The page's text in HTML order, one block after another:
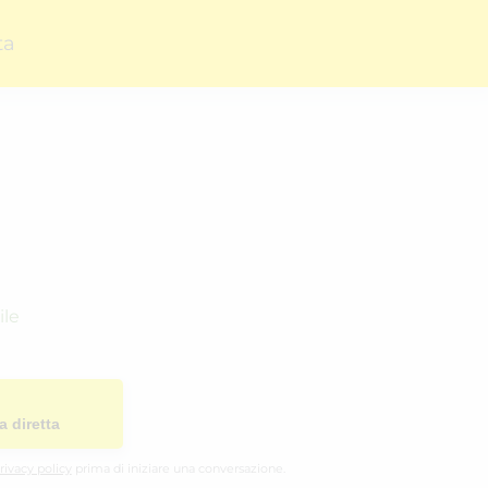
diretta
policy prima di iniziare una conversazione.